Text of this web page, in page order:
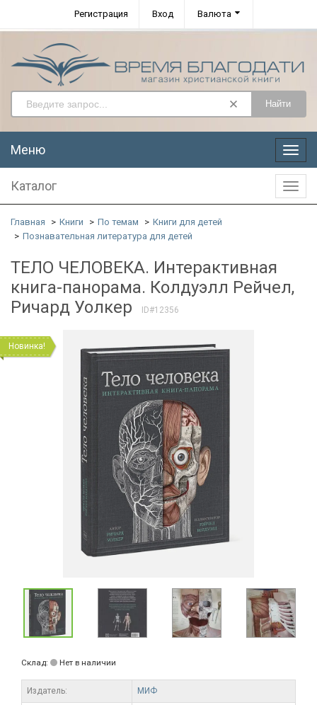
Регистрация Вход Валюта
Найти
Меню
Меню
Каталог
Главная Книги По темам
Книги для детей
Познавательная литература для детей
ТЕЛО ЧЕЛОВЕКА. Интерактивная
книга-панорама. Колдуэлл Рейчел,
Ричард Уолкер
ID#12356
Новинка!
Склад: Нет в наличии
Издатель: МИФ